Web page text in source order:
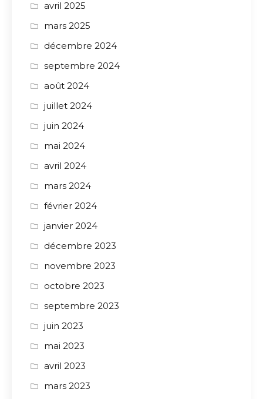
avril 2025
mars 2025
décembre 2024
septembre 2024
août 2024
juillet 2024
juin 2024
mai 2024
avril 2024
mars 2024
février 2024
janvier 2024
décembre 2023
novembre 2023
octobre 2023
septembre 2023
juin 2023
mai 2023
avril 2023
mars 2023